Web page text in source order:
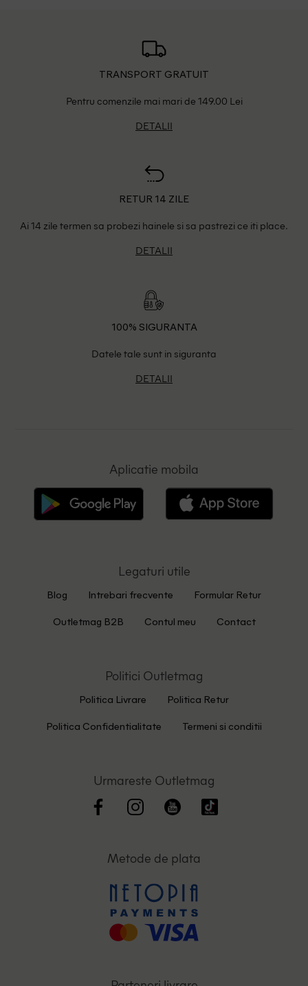
TRANSPORT GRATUIT
Pentru comenzile mai mari de 149.00 Lei
DETALII
RETUR 14 ZILE
Ai 14 zile termen sa probezi hainele si sa pastrezi ce iti place.
DETALII
100% SIGURANTA
Datele tale sunt in siguranta
DETALII
Aplicatie mobila
Legaturi utile
Blog Intrebari frecvente Formular Retur
Outletmag B2B Contul meu Contact
Politici Outletmag
Politica Livrare Politica Retur
Politica Confidentialitate Termeni si conditii
Urmareste Outletmag
Metode de plata